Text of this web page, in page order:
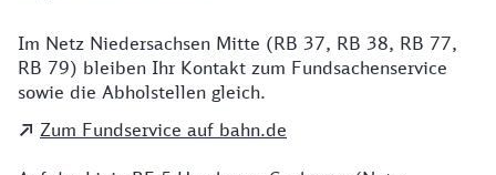
Details zu Kontakt
Im Netz Niedersachsen Mitte (RB 37, RB 38, RB 77,
RB 79) bleiben Ihr Kontakt zum Fundsachenservice
sowie die Abholstellen gleich.
Zum Fundservice auf bahn.de